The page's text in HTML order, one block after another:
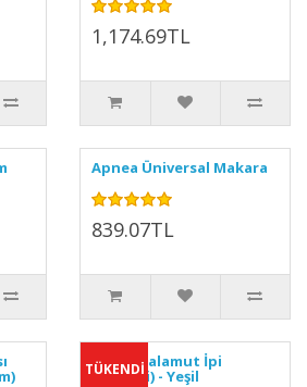
1,174.69TL
Apnea Üniversal Makara
839.07TL
TÜKENDİ
Kevlar Palamut İpi
(Metreli) - Yeşil